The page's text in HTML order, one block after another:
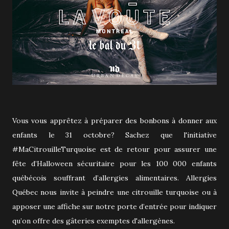
Vous vous apprêtez à préparer des bonbons à donner aux
enfants le 31 octobre? Sachez que l'initiative
#MaCitrouilleTurquoise est de retour pour assurer une
fête d’Halloween sécuritaire pour les 100 000 enfants
québécois souffrant d’allergies alimentaires. Allergies
Québec nous invite à peindre une citrouille turquoise ou à
apposer une affiche sur notre porte d’entrée pour indiquer
qu’on offre des gâteries exemptes d'allergènes.